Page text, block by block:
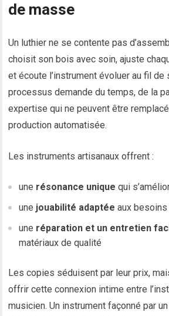
de masse
Un luthier ne se contente pas
choisit son bois avec soin, ajuste
et écoute l’instrument évoluer au fil de
processus demande du temps, de la
expertise qui ne peuvent être
production automatisée.
Les instruments artisanaux offrent :
une résonance unique qui
une jouabilité adaptée aux
une réparation et un entretien
matériaux de qualité
Les copies séduisent par leur prix,
offrir cette connexion intime entre
musicien. Un instrument façonné par un